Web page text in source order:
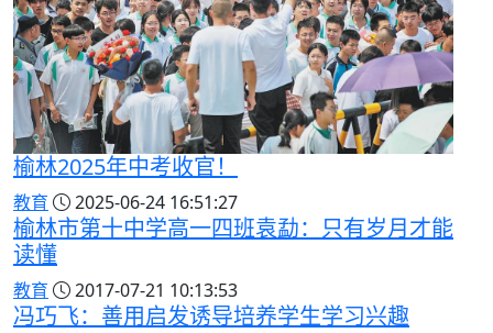
榆林2025年中考收官！
教育 2025-06-24 16:51:27
榆林市第十中学高一四班袁勐：只有岁月才能
读懂
教育 2017-07-21 10:13:53
冯巧飞：善用启发诱导培养学生学习兴趣